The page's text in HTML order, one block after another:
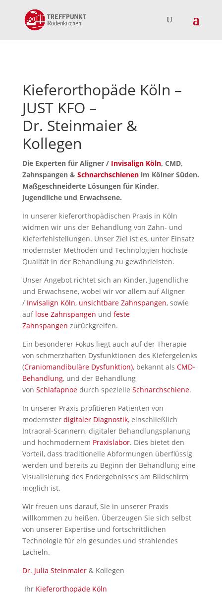
Kieferorthopäde Köln –
JUST KFO –
Dr. Steinmaier &
Kollegen
Die Experten für Aligner / Invisalign Köln, CMD,
Zahnspangen & Schnarchschienenim Kölner Süden.
Maßgeschneiderte Lösungen für Kinder,
Jugendliche und Erwachsene.
In unserer kieferorthopädischen Praxis in Köln
widmen wir uns der Behandlung von Zahn- und
Kieferfehlstellungen. Unser Ziel ist es, unter Einsatz
modernster Methoden und Technologien höchste
Qualität in der Behandlung zu gewährleisten.
Unser Angebot richtet sich an Kinder, Jugendliche
und Erwachsene, wobei wir vor allem auf Aligner
/ Invisalign Köln, unsichtbare Zahnspangen, sowie
auf lose Zahnspangen und feste
Zahnspangen zurückgreifen.
Ein besonderer Fokus liegt auch auf der Therapie
von schmerzhaften Dysfunktionen des Kiefergelenks
(Craniomandibuläre Dysfunktion), bekannt als CMD-
Behandlung, und der Behandlung
von Schlafapnoedurch spezielle Schnarchschiene.
In unserer Praxis profitieren Patienten von
modernster digitaler Diagnostik, einschließlich
Intraoral-Scannern, digitaler Behandlungsplanung
und hochmodernem Praxislabor. Dies bietet den
Vorteil, dass traditionelle Abformungen überflüssig
werden und bereits zu Beginn der Behandlung eine
Visualisierung des Endergebnisses am Bildschirm
möglich ist.
Wir freuen uns darauf, Sie in unserer Praxis
willkommen zu heißen. Überzeugen Sie sich selbst
von unserer Expertise und fortschrittlichen
Technologie für ein gesundes und strahlendes
Lächeln.
Dr. Julia Steinmaier& Kollegen
Ihr Kieferorthopäde Köln